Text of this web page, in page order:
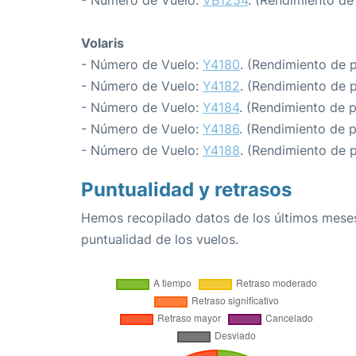
Volaris
- Número de Vuelo: Y4180. (Rendimiento de
- Número de Vuelo: Y4182. (Rendimiento de
- Número de Vuelo: Y4184. (Rendimiento de
- Número de Vuelo: Y4186. (Rendimiento de
- Número de Vuelo: Y4188. (Rendimiento de
Puntualidad y retrasos
Hemos recopilado datos de los últimos
puntualidad de los vuelos.